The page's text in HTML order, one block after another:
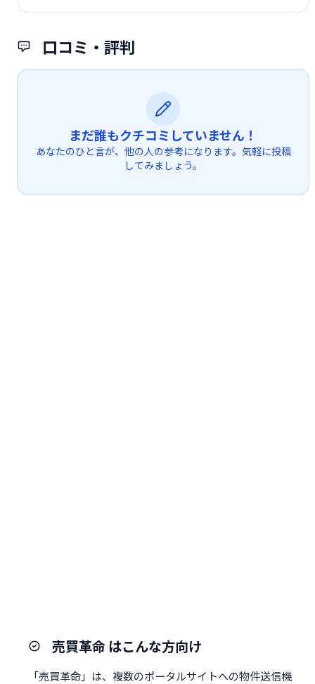
口コミ・評判
まだ誰もクチコミしていません！
あなたのひと言が、他の人の参考になります。気軽に投稿
してみましょう。
売買革命 はこんな方向け
「売買革命」は、複数のポータルサイトへの物件送信機